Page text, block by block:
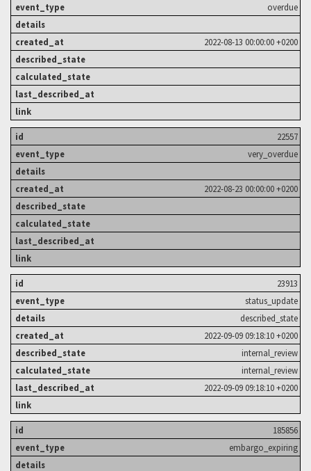
overdue
2022-08-13 00:00:00 +0200
22557
very_overdue
2022-08-23 00:00:00 +0200
23913
status_update
described_state
2022-09-09 09:18:10 +0200
internal_review
internal_review
2022-09-09 09:18:10 +0200
185856
embargo_expiring